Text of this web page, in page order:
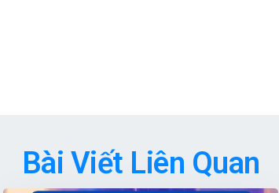
Bài Viết Liên Quan